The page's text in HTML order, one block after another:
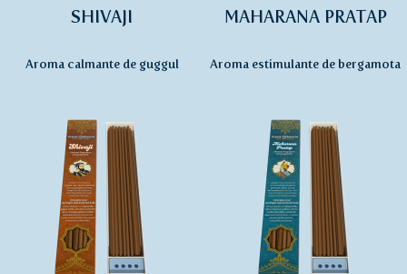
SHIVAJI
Aroma calmante de guggul
MAHARANA PRATAP
Aroma estimulante de bergamota